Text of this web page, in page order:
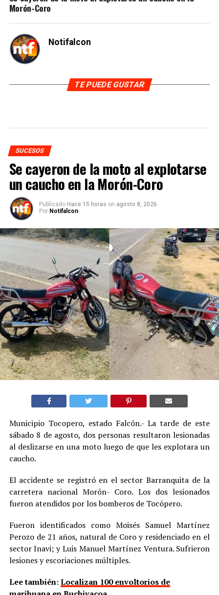
Morón-Coro
Notifalcon
TE PUEDE GUSTAR
SUCESOS
Se cayeron de la moto al explotarse
un caucho en la Morón-Coro
Publicado Hace 15 horas on agosto 8, 2026
Por Notifalcon
Municipio Tocopero, estado Falcón.- La tarde de este
sábado 8 de agosto, dos personas resultaron lesionadas
al deslizarse en una moto luego de que les explotara un
caucho.
El accidente se registró en el sector Barranquita de la
carretera nacional Morón- Coro. Los dos lesionados
fueron atendidos por los bomberos de Tocópero.
Fueron identificados como Moisés Samuel Martínez
Perozo de 21 años, natural de Coro y residenciado en el
sector Inavi; y Luis Manuel Martínez Ventura. Sufrieron
lesiones y escoriaciones múltiples.
Lee también:Localizan 100 envoltorios de